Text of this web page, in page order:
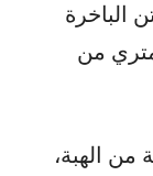
2024، على متن الباخرة
ألف طن متري من
من الهبة،